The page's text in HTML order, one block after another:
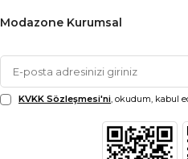
Modazone Kurumsal
KVKK Sözleşmesi'ni, okudum, kabul